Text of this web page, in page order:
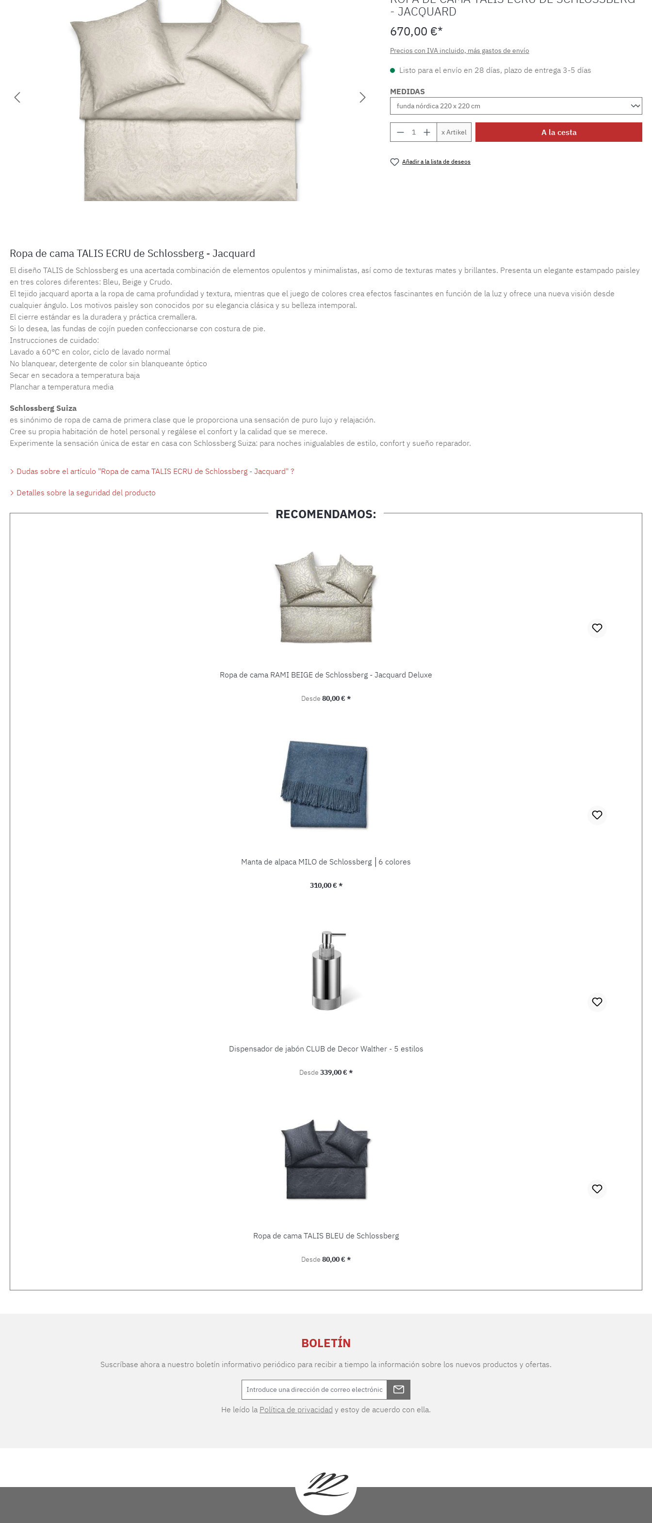
- JACQUARD
670,00 €*
Precios con IVA incluido, más gastos de envío
Listo para el envío en 28 días, plazo de entrega 3-5 días
MEDIDAS
Cantidad del producto: introduce la cantidad
x Artikel A la cesta
Añadir a la lista de deseos
Ropa de cama TALIS ECRU de Schlossberg - Jacquard
El diseño TALIS de Schlossberg es una acertada combinación de elementos opulentos y minimalistas, así como de texturas mates y brillantes. Presenta un elegante estampado paisley
en tres colores diferentes: Bleu, Beige y Crudo.
El tejido jacquard aporta a la ropa de cama profundidad y textura, mientras que el juego de colores crea efectos fascinantes en función de la luz y ofrece una nueva visión desde
cualquier ángulo. Los motivos paisley son conocidos por su elegancia clásica y su belleza intemporal.
El cierre estándar es la duradera y práctica cremallera.
Si lo desea, las fundas de cojín pueden confeccionarse con costura de pie.
Instrucciones de cuidado:
Lavado a 60°C en color, ciclo de lavado normal
No blanquear, detergente de color sin blanqueante óptico
Secar en secadora a temperatura baja
Planchar a temperatura media
Schlossberg Suiza
es sinónimo de ropa de cama de primera clase que le proporciona una sensación de puro lujo y relajación.
Cree su propia habitación de hotel personal y regálese el confort y la calidad que se merece.
Experimente la sensación única de estar en casa con Schlossberg Suiza: para noches inigualables de estilo, confort y sueño reparador.
Dudas sobre el artículo "Ropa de cama TALIS ECRU de Schlossberg - Jacquard" ?
Detalles sobre la seguridad del producto
RECOMENDAMOS:
Ropa de cama RAMI BEIGE de Schlossberg - Jacquard Deluxe
Precio normal:
Desde 80,00 € *
Manta de alpaca MILO de Schlossberg │6 colores
Precio normal:
310,00 € *
Dispensador de jabón CLUB de Decor Walther - 5 estilos
Precio normal:
Desde 339,00 € *
Ropa de cama TALIS BLEU de Schlossberg
Precio normal:
Desde 80,00 € *
BOLETÍN
Suscríbase ahora a nuestro boletín informativo periódico para recibir a tiempo la información sobre los nuevos productos y ofertas.
He leído la Política de privacidad y estoy de acuerdo con ella.